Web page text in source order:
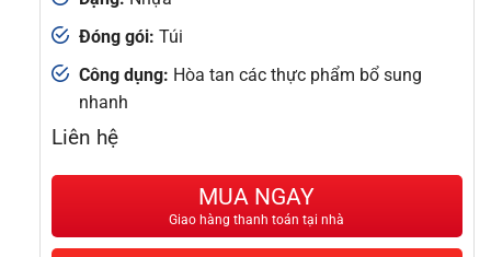
Đóng gói: Túi
Công dụng: Hòa tan các thực phẩm bổ sung
nhanh
Liên hệ
MUA NGAY
Giao hàng thanh toán tại nhà